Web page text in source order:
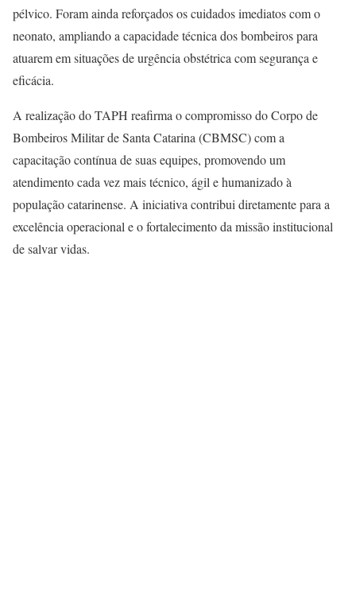
pélvico. Foram ainda reforçados os cuidados imediatos com o
neonato, ampliando a capacidade técnica dos bombeiros para
atuarem em situações de urgência obstétrica com segurança e
eficácia.
A realização do TAPH reafirma o compromisso do Corpo de
Bombeiros Militar de Santa Catarina (CBMSC) com a
capacitação contínua de suas equipes, promovendo um
atendimento cada vez mais técnico, ágil e humanizado à
população catarinense. A iniciativa contribui diretamente para a
excelência operacional e o fortalecimento da missão institucional
de salvar vidas.